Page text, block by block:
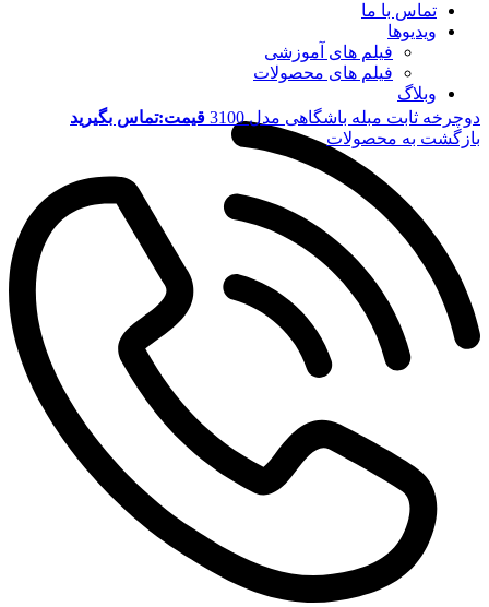
تماس با ما
ویدیوها
فیلم های آموزشی
فیلم های محصولات
وبلاگ
دوچرخه ثابت مبله باشگاهی مدل 3100
قیمت:تماس بگیرید
بازگشت به محصولات